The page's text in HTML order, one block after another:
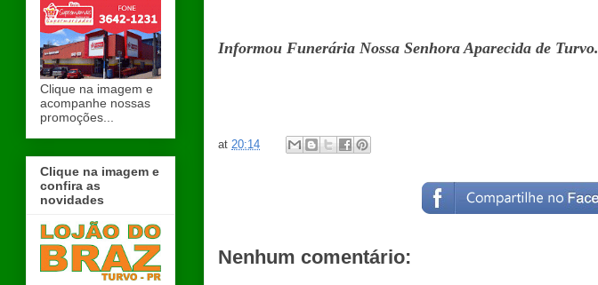
Informou Funerária Nossa Senhora Aparecida de Turvo.
at 20:14
Nenhum comentário:
Clique na imagem e
acompanhe nossas
promoções...
Clique na imagem e
confira as
novidades